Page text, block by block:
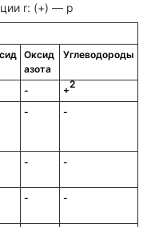
r: (+) — р
Оксид
азота
Углеводороды
- +
2
- -
- -
- -